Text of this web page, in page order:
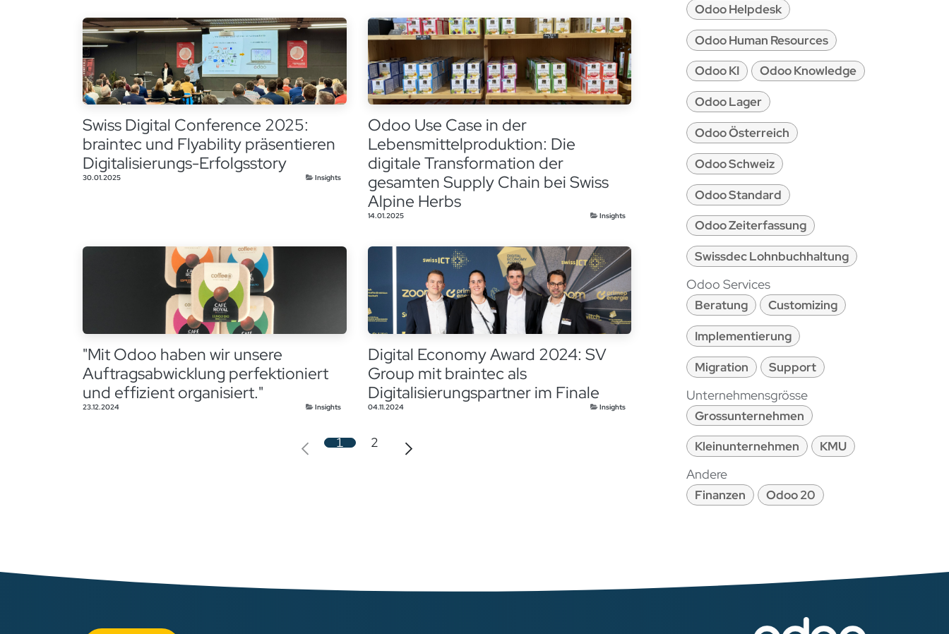
Swiss Digital Conference 2025:
braintec und Flyability präsentieren
Digitalisierungs-Erfolgsstory
30.01.2025 Insights
Odoo Use Case in der
Lebensmittelproduktion: Die
digitale Transformation der
gesamten Supply Chain bei Swiss
Alpine Herbs
14.01.2025 Insights
"Mit Odoo haben wir unsere
Auftragsabwicklung perfektioniert
und effizient organisiert."
23.12.2024 Insights
Digital Economy Award 2024: SV
Group mit braintec als
Digitalisierungspartner im Finale
04.11.2024 Insights
1 2
Odoo Helpdesk
Odoo Human Resources
Odoo KI
Odoo Knowledge
Odoo Lager
Odoo Österreich
Odoo Schweiz
Odoo Standard
Odoo Zeiterfassung
Swissdec Lohnbuchhaltung
Odoo Services
Beratung
Customizing
Implementierung
Migration
Support
Unternehmensgrösse
Grossunternehmen
Kleinunternehmen
KMU
Andere
Finanzen Odoo 20